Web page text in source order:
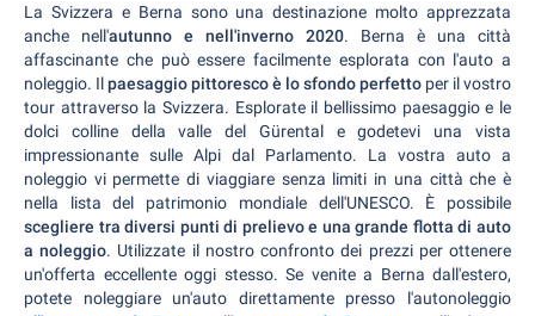
La Svizzera e Berna sono una destinazione molto apprezzata
anche nell'autunno e nell'inverno 2020. Berna è una città
affascinante che può essere facilmente esplorata con l'auto a
noleggio. Ilpaesaggio pittoresco è lo sfondo perfetto per il vostro
tour attraverso la Svizzera. Esplorate il bellissimo paesaggio e le
dolci colline della valle del Gürental e godetevi una vista
impressionante sulle Alpi dal Parlamento. La vostra auto a
noleggio vi permette di viaggiare senza limiti in una città che è
nella lista del patrimonio mondiale dell'UNESCO. È possibile
scegliere tra diversi punti di prelievo e una grande flotta di auto
a noleggio. Utilizzate il nostro confronto dei prezzi per ottenere
un'offerta eccellente oggi stesso. Se venite a Berna dall'estero,
potete noleggiare un'auto direttamente presso l'autonoleggio